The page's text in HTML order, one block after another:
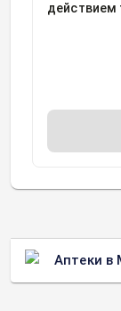
действием
Аптеки в